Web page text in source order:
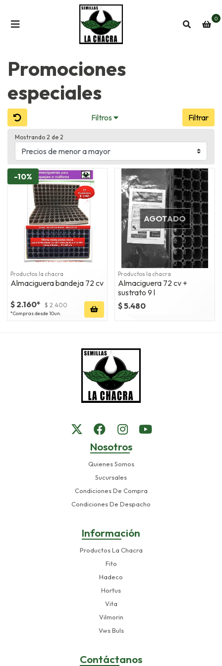
0
Promociones
especiales
Filtros Filtrar
Mostrando 2 de 2
-10%
Productos la chacra
Almaciguera bandeja 72 cv
$ 2.160* $ 2.400
*Compras desde 10un.
AGOTADO
Productos la chacra
Almaciguera 72 cv +
sustrato 9 l
$ 5.480
Nosotros
Quienes Somos
Sucursales
Condiciones De Compra
Condiciones De Despacho
Información
Productos La Chacra
Fito
Hadeco
Hortus
Vita
Vilmorin
Vws Buls
Contáctanos